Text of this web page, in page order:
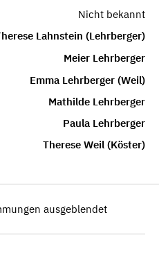
Nicht bekannt
Lahnstein (Lehrberger)
Meier Lehrberger
Emma Lehrberger (Weil)
Mathilde Lehrberger
Paula Lehrberger
Therese Weil (Köster)
ausgeblendet